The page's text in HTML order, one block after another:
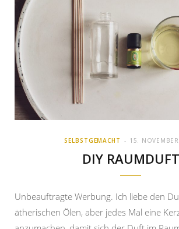
SELBSTGEMACHT 15.
DIY RAUMDUFT
Unbeauftragte Werbung. Ich liebe den
ätherischen Ölen, aber jedes Mal eine